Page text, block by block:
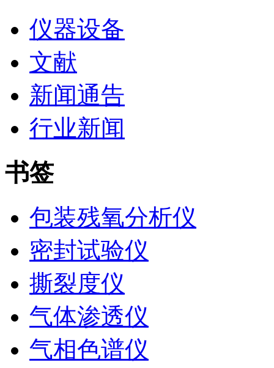
仪器设备
文献
新闻通告
行业新闻
书签
包装残氧分析仪
密封试验仪
撕裂度仪
气体渗透仪
气相色谱仪